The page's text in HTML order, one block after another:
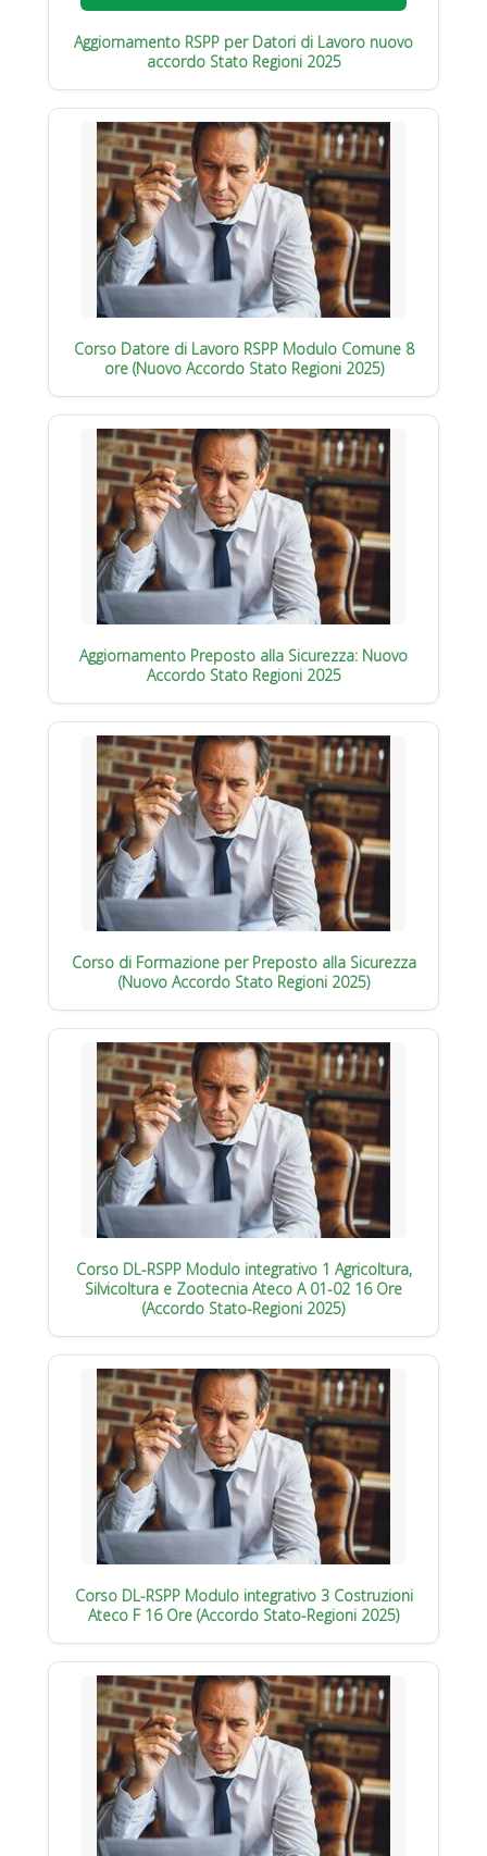
Aggiornamento RSPP per Datori di Lavoro nuovo
accordo Stato Regioni 2025
Corso Datore di Lavoro RSPP Modulo Comune 8
ore (Nuovo Accordo Stato Regioni 2025)
Aggiornamento Preposto alla Sicurezza: Nuovo
Accordo Stato Regioni 2025
Corso di Formazione per Preposto alla Sicurezza
(Nuovo Accordo Stato Regioni 2025)
Corso DL-RSPP Modulo integrativo 1 Agricoltura,
Silvicoltura e Zootecnia Ateco A 01-02 16 Ore
(Accordo Stato-Regioni 2025)
Corso DL-RSPP Modulo integrativo 3 Costruzioni
Ateco F 16 Ore (Accordo Stato-Regioni 2025)